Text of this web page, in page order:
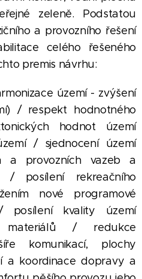
zeleně. Podstatou
a provozního řešení
celého řešeného
premis návrhu:
území - zvýšení
/ respekt hodnotného
hodnot území
/ sjednocení území
a provozních vazeb a
/ posílení rekreačního
nové programové
posílení kvality území
materiálů / redukce
komunikací, plochy
a koordinace dopravy a